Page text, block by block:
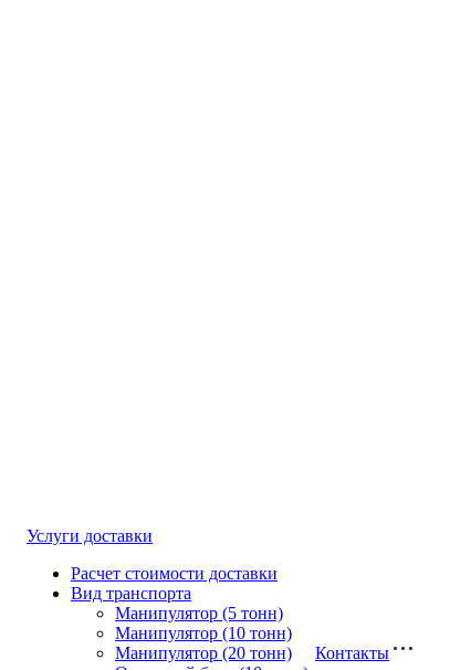
Услуги доставки
Расчет стоимости доставки
Вид транспорта
Манипулятор (5 тонн)
Манипулятор (10 тонн)
Манипулятор (20 тонн)
Контакты